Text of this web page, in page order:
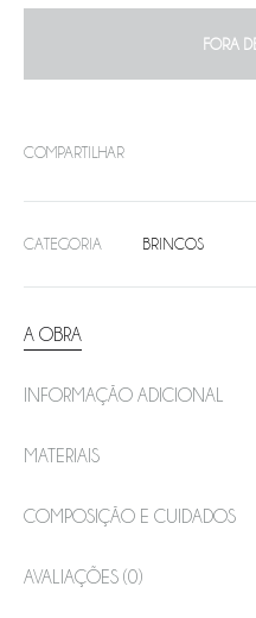
FORA
COMPARTILHAR
CATEGORIA BRINCOS
A OBRA
INFORMAÇÃO ADICIONAL
MATERIAIS
COMPOSIÇÃO E CUIDADOS
AVALIAÇÕES (0)